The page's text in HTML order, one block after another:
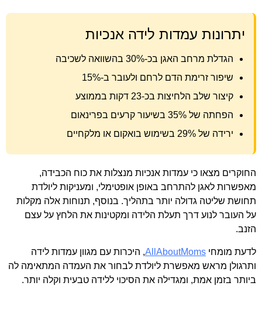
יתרונות עמדות לידה אנכיות
הגדלת מרחב האגן בכ-30% בהשוואה לשכיבה
שיפור זרימת הדם לרחם ולעובר ב-15%
קיצור שלב הלחיצות בכ-23 דקות בממוצע
הפחתה של 35% בשיעור קרעים בפרינאום
ירידה של 29% בשימוש בואקום או מלקחיים
החוקרים מצאו כי עמדות אנכיות מנצלות את כוח הכבידה,
מאפשרות לאגן להתרחב באופן אופטימלי, ומעניקות ליולדת
תחושת שליטה גדולה יותר בתהליך. בנוסף, תנוחות אלה מקלות
על העובר לנוע דרך תעלת הלידה ומקטינות את הלחץ על עצם
הזנב.
לדעת מומחי AllAboutMoms, היכרות עם מגוון עמדות לידה
ותרגולן מראש מאפשרת ליולדת לבחור את העמדה המתאימה לה
ביותר בזמן אמת, ומגדילה את הסיכוי ללידה טבעית וקלה יותר.